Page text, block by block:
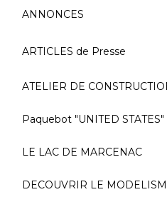
ANNONCES
ARTICLES de Presse
ATELIER DE
Paquebot "UNITED STATES"
LE LAC DE MARCENAC
DECOUVRIR LE